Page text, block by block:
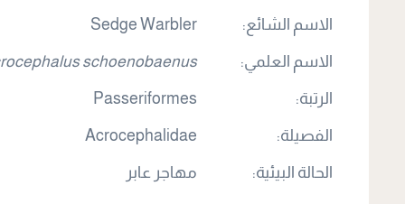
الاسم الشائع: Sedge Warbler
الاسم العلمي: schoenobaenus
الرتبة: Passeriformes
الفصيلة: Acrocephalidae
الحالة البيئية: مهاجر عابر